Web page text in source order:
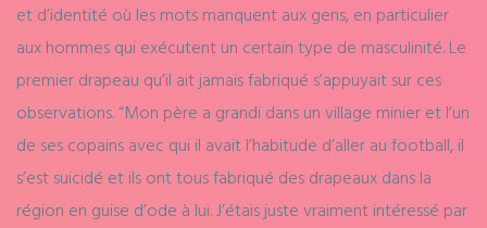
et d’identité où les mots manquent aux gens, en particulier
aux hommes qui exécutent un certain type de masculinité. Le
premier drapeau qu’il ait jamais fabriqué s’appuyait sur ces
observations. “Mon père a grandi dans un village minier et l’un
de ses copains avec qui il avait l’habitude d’aller au football, il
s’est suicidé et ils ont tous fabriqué des drapeaux dans la
région en guise d’ode à lui. J’étais juste vraiment intéressé par